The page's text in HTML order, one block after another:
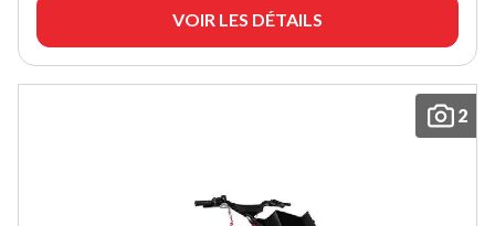
VOIR LES DÉTAILS
2